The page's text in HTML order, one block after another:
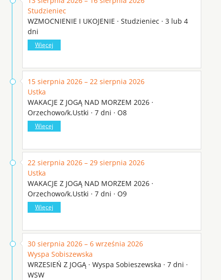
Studzieniec
WZMOCNIENIE I UKOJENIE · Studzieniec · 3 lub 4
dni
Więcej
15 sierpnia 2026 – 22 sierpnia 2026
Ustka
WAKACJE Z JOGĄ NAD MORZEM 2026 ·
Orzechowo/k.Ustki · 7 dni · O8
Więcej
22 sierpnia 2026 – 29 sierpnia 2026
Ustka
WAKACJE Z JOGĄ NAD MORZEM 2026 ·
Orzechowo/k.Ustki · 7 dni · O9
Więcej
30 sierpnia 2026 – 6 września 2026
Wyspa Sobiszewska
WRZESIEŃ Z JOGĄ · Wyspa Sobieszewska · 7 dni ·
WSW